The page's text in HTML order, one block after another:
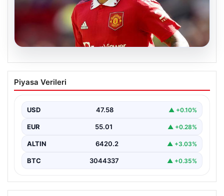
05.08.2026
Jadon Sancho’nun İlginç Antrenman
Kararı: Küçük Lig Takımıyla
Manchester United ile yollarını ayırmasının ardından
Sancho, kariyerine yeni…
Piyasa Verileri
USD 47.58 ▲ +0.10%
EUR 55.01 ▲ +0.28%
ALTIN 6420.2 ▲ +3.03%
BTC 3044337 ▲ +0.35%